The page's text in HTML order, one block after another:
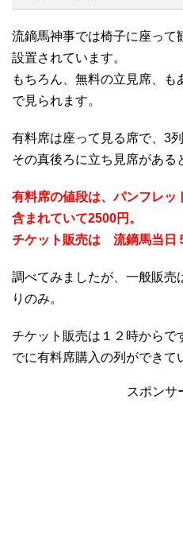
流鏑馬神事では椅子に座って
設置されています。
もちろん、無料の立見席、も
で見られます。
有料席は座って見る席で、3列
その真後ろに立ち見席がある
有料席の値段は、パンフレッ
含まれていて2500円。
チケット販売は 流鏑馬当日
調べてみましたが、一般販売
りのみ。
チケット販売は１２時からで
でに有料席購入の列ができて
スポンサ